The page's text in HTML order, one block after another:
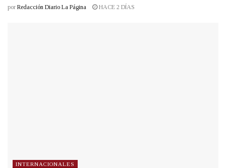
por Redacción Diario La Página HACE 2 DÍAS
INTERNACIONALES